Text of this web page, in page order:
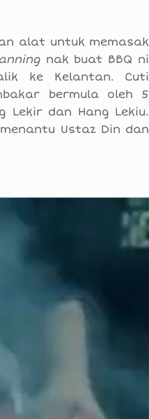
alat untuk memasak
nak buat BBQ ni
ke Kelantan. Cuti
bermula oleh 5
Lekir dan Hang Lekiu.
Ustaz Din dan